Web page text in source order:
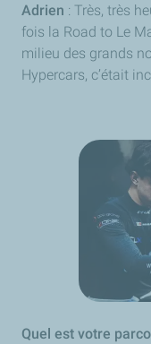
Adrien : Très, très
fois la Road to Le
milieu des grands
Hypercars, c’était
Quel est votre